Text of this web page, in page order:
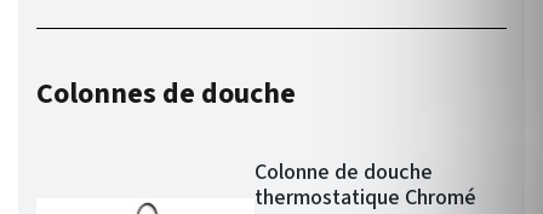
Disponible également en
Bronze ; Vieil Argent ou Doré .
Mélangeur au design rétro
Colonnes de douche
Colonne de douche
thermostatique Chromé